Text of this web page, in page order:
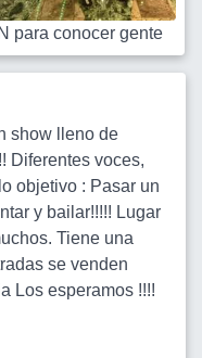
para conocer gente
show lleno de
Diferentes voces,
objetivo : Pasar un
y bailar!!!!! Lugar
Tiene una
se venden
Los esperamos !!!!